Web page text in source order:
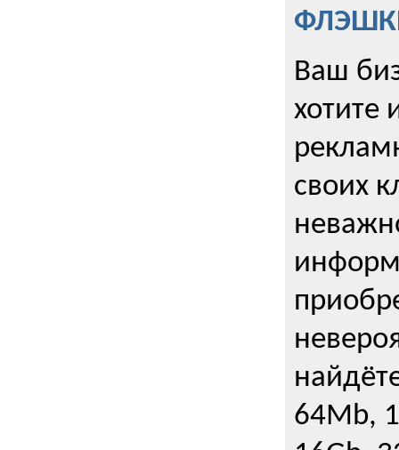
Ваш
хотите
своих
64Mb,